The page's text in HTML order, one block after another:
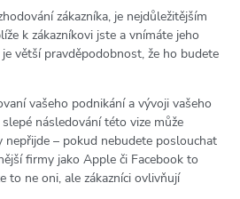
zákazníka, je nejdůležitějším
k zákazníkovi jste a vnímáte jeho
větší pravděpodobnost, že ho budete
vašeho podnikání a vývoji vašeho
následování této vize může
nepřijde – pokud nebudete poslouchat
firmy jako Apple či Facebook to
to ne oni, ale zákazníci ovlivňují